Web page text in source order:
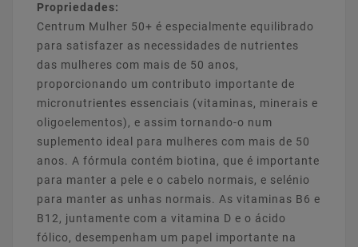
Propriedades:
Centrum Mulher 50+ é especialmente equilibrado
para satisfazer as necessidades de nutrientes
das mulheres com mais de 50 anos,
proporcionando um contributo importante de
micronutrientes essenciais (vitaminas, minerais e
oligoelementos), e assim tornando-o num
suplemento ideal para mulheres com mais de 50
anos. A fórmula contém biotina, que é importante
para manter a pele e o cabelo normais, e selénio
para manter as unhas normais. As vitaminas B6 e
B12, juntamente com a vitamina D e o ácido
fólico, desempenham um papel importante na